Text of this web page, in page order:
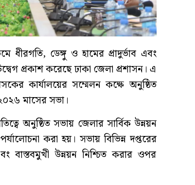
ধীরগতি, ডেঙ্গু ও হামের প্রাদুর্ভাব এবং
প্রকাশ করেছে ঢাকা জেলা প্রশাসন। এ
কার্যালয়ের সম্মেলন কক্ষে অনুষ্ঠিত
মাসের সভা।
অনুষ্ঠিত সভায় জেলার সার্বিক উন্নয়ন
করা হয়। সভায় বিভিন্ন দপ্তরের
বাস্তবমুখী উন্নয়ন নিশ্চিত করার ওপর